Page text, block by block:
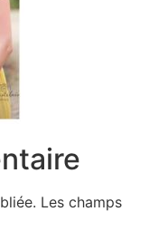
Les champs